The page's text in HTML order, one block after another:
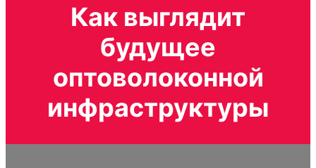
Как выглядит
будущее
оптоволоконной
инфраструктуры